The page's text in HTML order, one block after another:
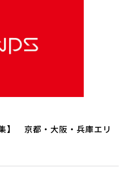
】 京都・大阪・兵庫エリ